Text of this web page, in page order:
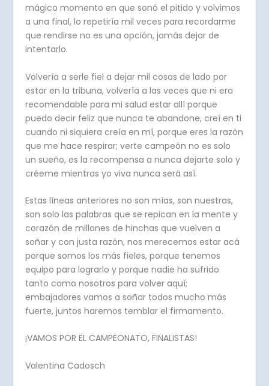
mágico momento en que sonó el pitido y volvimos
a una final, lo repetiría mil veces para recordarme
que rendirse no es una opción, jamás dejar de
intentarlo.
Volvería a serle fiel a dejar mil cosas de lado por
estar en la tribuna, volvería a las veces que ni era
recomendable para mi salud estar allí porque
puedo decir feliz que nunca te abandone, creí en ti
cuando ni siquiera creía en mí, porque eres la razón
que me hace respirar; verte campeón no es solo
un sueño, es la recompensa a nunca dejarte solo y
créeme mientras yo viva nunca será así.
Estas líneas anteriores no son mías, son nuestras,
son solo las palabras que se repican en la mente y
corazón de millones de hinchas que vuelven a
soñar y con justa razón, nos merecemos estar acá
porque somos los más fieles, porque tenemos
equipo para lograrlo y porque nadie ha sufrido
tanto como nosotros para volver aquí;
embajadores vamos a soñar todos mucho más
fuerte, juntos haremos temblar el firmamento.
¡VAMOS POR EL CAMPEONATO, FINALISTAS!
Valentina Cadosch